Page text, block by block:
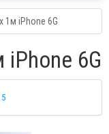
1м iPhone 6G
iPhone 6G
5